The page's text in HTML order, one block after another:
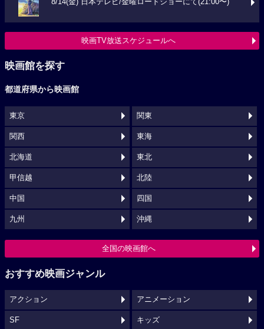
8/14(金) 日本テレビ/金曜ロードショーにて(21:00〜)
映画TV放送スケジュールへ
映画館を探す
都道府県から映画館
東京 関東
関西 東海
北海道 東北
甲信越 北陸
中国 四国
九州 沖縄
全国の映画館へ
おすすめ映画ジャンル
アクション アニメーション
SF キッズ